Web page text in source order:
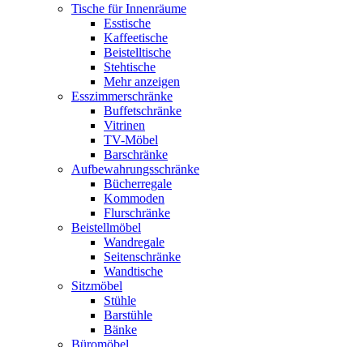
Tische für Innenräume
Esstische
Kaffeetische
Beistelltische
Stehtische
Mehr anzeigen
Esszimmerschränke
Buffetschränke
Vitrinen
TV-Möbel
Barschränke
Aufbewahrungsschränke
Bücherregale
Kommoden
Flurschränke
Beistellmöbel
Wandregale
Seitenschränke
Wandtische
Sitzmöbel
Stühle
Barstühle
Bänke
Büromöbel